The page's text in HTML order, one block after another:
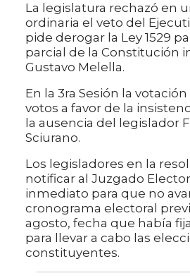
La legislatura rechazó en
ordinaria el veto del
pide derogar la Ley 1529
parcial de la Constitución
Gustavo Melella.
En la 3ra Sesión la
votos a favor de la
la ausencia del legislador
Sciurano.
Los legisladores en la
notificar al Juzgado
inmediato para que no
cronograma electoral
agosto, fecha que había
para llevar a cabo las
constituyentes.